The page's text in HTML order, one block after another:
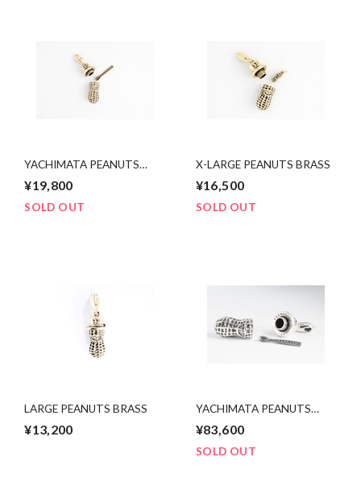
YACHIMATA PEANUTS
BRASS
¥19,800
SOLD OUT
X-LARGE PEANUTS BRASS
¥16,500
SOLD OUT
LARGE PEANUTS BRASS
¥13,200
YACHIMATA PEANUTS
SILVER
¥83,600
SOLD OUT